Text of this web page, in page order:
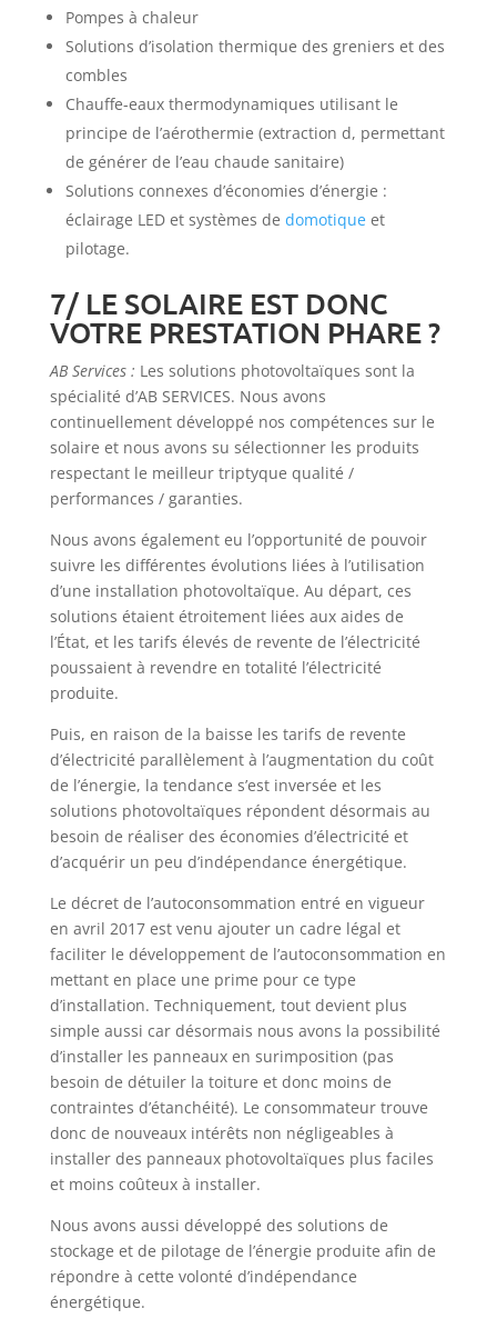
Pompes à chaleur
Solutions d’isolation thermique des greniers et des
combles
Chauffe-eaux thermodynamiques utilisant le
principe de l’aérothermie (extraction d, permettant
de générer de l’eau chaude sanitaire)
Solutions connexes d’économies d’énergie :
éclairage LED et systèmes de domotiqueet
pilotage.
7/ LE SOLAIRE EST DONC
VOTRE PRESTATION PHARE ?
AB Services : Les solutions photovoltaïques sont la
spécialité d’AB SERVICES. Nous avons
continuellement développé nos compétences sur le
solaire et nous avons su sélectionner les produits
respectant le meilleur triptyque qualité /
performances / garanties.
Nous avons également eu l’opportunité de pouvoir
suivre les différentes évolutions liées à l’utilisation
d’une installation photovoltaïque. Au départ, ces
solutions étaient étroitement liées aux aides de
l’État, et les tarifs élevés de revente de l’électricité
poussaient à revendre en totalité l’électricité
produite.
Puis, en raison de la baisse les tarifs de revente
d’électricité parallèlement à l’augmentation du coût
de l’énergie, la tendance s’est inversée et les
solutions photovoltaïques répondent désormais au
besoin de réaliser des économies d’électricité et
d’acquérir un peu d’indépendance énergétique.
Le décret de l’autoconsommation entré en vigueur
en avril 2017 est venu ajouter un cadre légal et
faciliter le développement de l’autoconsommation en
mettant en place une prime pour ce type
d’installation. Techniquement, tout devient plus
simple aussi car désormais nous avons la possibilité
d’installer les panneaux en surimposition (pas
besoin de détuiler la toiture et donc moins de
contraintes d’étanchéité). Le consommateur trouve
donc de nouveaux intérêts non négligeables à
installer des panneaux photovoltaïques plus faciles
et moins coûteux à installer.
Nous avons aussi développé des solutions de
stockage et de pilotage de l’énergie produite afin de
répondre à cette volonté d’indépendance
énergétique.